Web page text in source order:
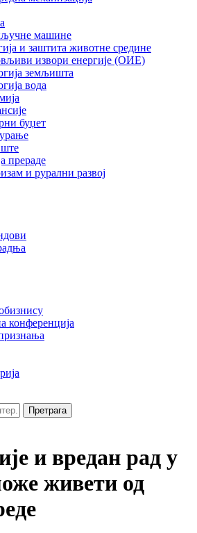
машине
и заштита животне средине
извори енергије (ОИЕ)
земљишта
вода
буџет
прераде
и рурални развој
конференција
Претрага
и вредан рад у
живети од